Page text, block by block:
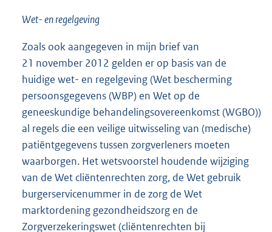
Wet- en regelgeving
Zoals ook aangegeven in mijn brief van
21 november 2012 gelden er op basis van de
huidige wet- en regelgeving (Wet bescherming
persoonsgegevens (WBP) en Wet op de
geneeskundige behandelingsovereenkomst (WGBO))
al regels die een veilige uitwisseling van (medische)
patiëntgegevens tussen zorgverleners moeten
waarborgen. Het wetsvoorstel houdende wijziging
van de Wet cliëntenrechten zorg, de Wet gebruik
burgerservicenummer in de zorg de Wet
marktordening gezondheidszorg en de
Zorgverzekeringswet (cliëntenrechten bij